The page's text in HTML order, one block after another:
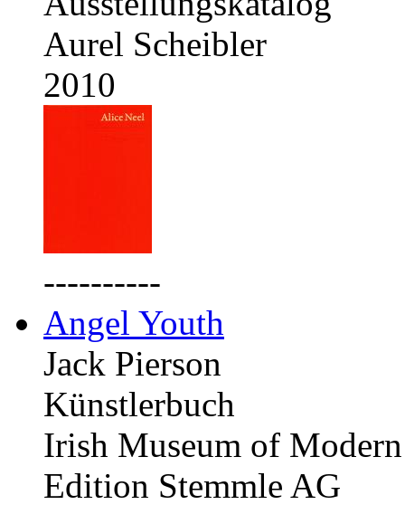
Aurel Scheibler
2010
----------
Angel Youth
Jack Pierson
Künstlerbuch
Irish Museum of
Edition Stemmle AG